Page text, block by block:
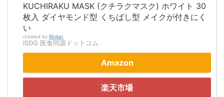
KUCHIRAKU MASK (クチラクマスク) ホワイト 30
枚入 ダイヤモンド型 くちばし型 メイクが付きにく
い
created by Rinker
ISDG 医食同源ドットコム
Amazon
楽天市場